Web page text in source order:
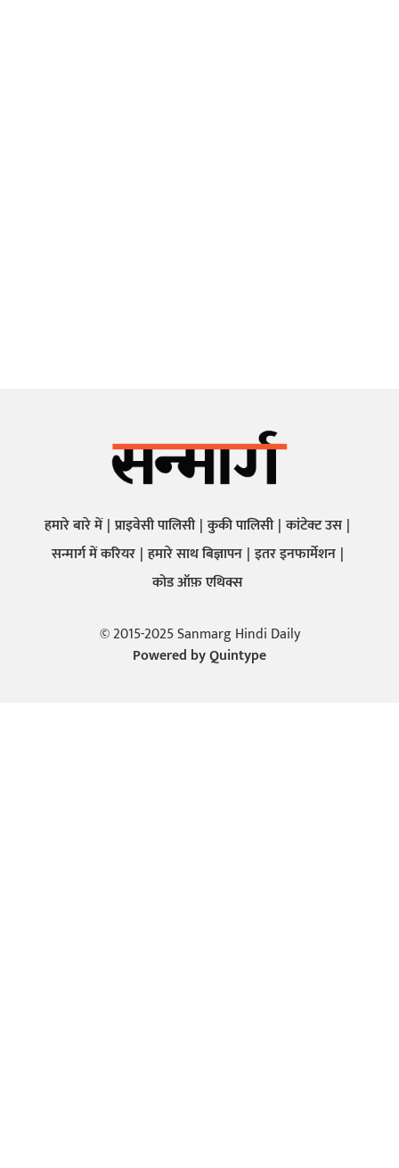
हमारे बारे में प्राइवेसी पालिसी कुकी पालिसी कांटेक्ट उस
सन्मार्ग में करियर हमारे साथ बिज्ञापन इतर इनफार्मेशन
कोड ऑफ़ एथिक्स
© 2015-2025 Sanmarg Hindi Daily
Powered byQuintype